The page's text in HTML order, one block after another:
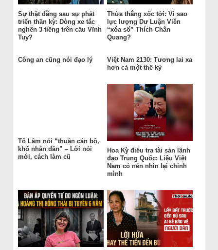
Sự thật đằng sau sự phát
triển thần kỳ: Dòng xe tắc
nghẽn 3 tiếng trên cầu Vĩnh
Tuy?
Thừa thắng xốc tới: Vì sao
lực lượng Dư Luận Viên
“xóa sổ” Thích Chân
Quang?
Công an cũng nói đạo lý
Việt Nam 2130: Tương lai xa
hơn cả một thế kỷ
Tô Lâm nói “thuận cán bộ,
khổ nhân dân” – Lời nói
mới, cách làm cũ
Hoa Kỳ điều tra tài sản lãnh
đạo Trung Quốc: Liệu Việt
Nam có nên nhìn lại chính
mình